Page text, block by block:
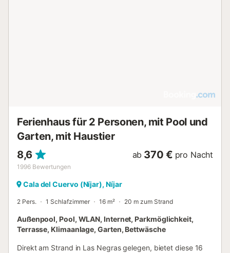
Ferienhaus für 2 Personen, mit Pool und
Garten, mit Haustier
8,6
1996 Bewertungen
ab 370 € pro Nacht
Cala del Cuervo (Níjar), Níjar
2 Pers. 1 Schlafzimmer 16 m² 20 m zum Strand
Außenpool, Pool, WLAN, Internet, Parkmöglichkeit,
Terrasse, Klimaanlage, Garten, Bettwäsche
Direkt am Strand in Las Negras gelegen, bietet diese 16